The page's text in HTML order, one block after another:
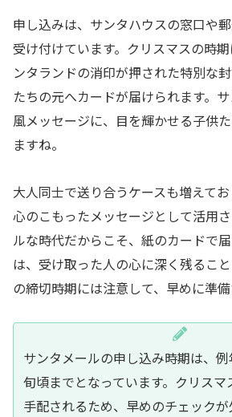
申し込みは、サンタハウスの窓口や
受け付けています。クリスマスの時
ンタランドの消印が押された特別な
たちの元へカードが届けられます。
風メッセージに、目を輝かせる子供
ますね。
大人同士で送り合うケースも増えて
心のこもったメッセージとして活用
ルな時代だからこそ、紙のカードで
は、受け取った人の心に深く残るこ
の締切時期には注意して、早めに準備
サンタメールの申し込み時期は、
旬頃までとなっています。クリスマ
手配されるため、早めのチェック